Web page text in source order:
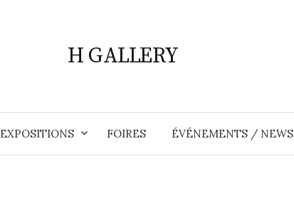
H GALLERY
EXPOSITIONS FOIRES ÉVÉNEMENTS / NEWS